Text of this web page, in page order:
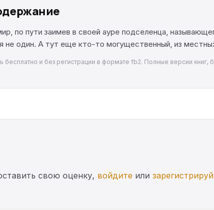
по пути заимев в своей ауре подселенца,
не один. А тут еще кто-то могущественный, из
и без регистрации в формате fb2. Полные версии книг,
свою оценку, войдите или